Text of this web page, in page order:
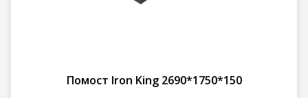
Помост Iron King 2690*1750*150